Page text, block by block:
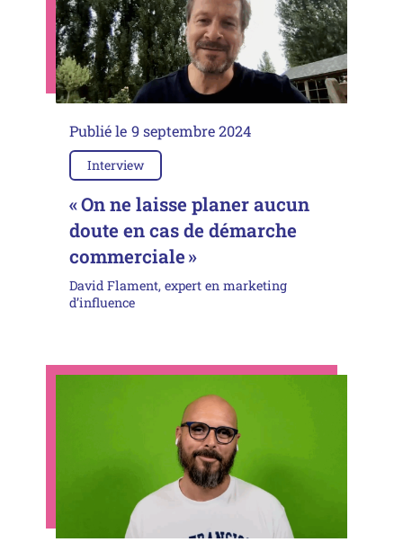
Publié le 9 septembre 2024
Interview
« On ne laisse planer aucun
doute en cas de démarche
commerciale »
David Flament, expert en marketing
d’influence